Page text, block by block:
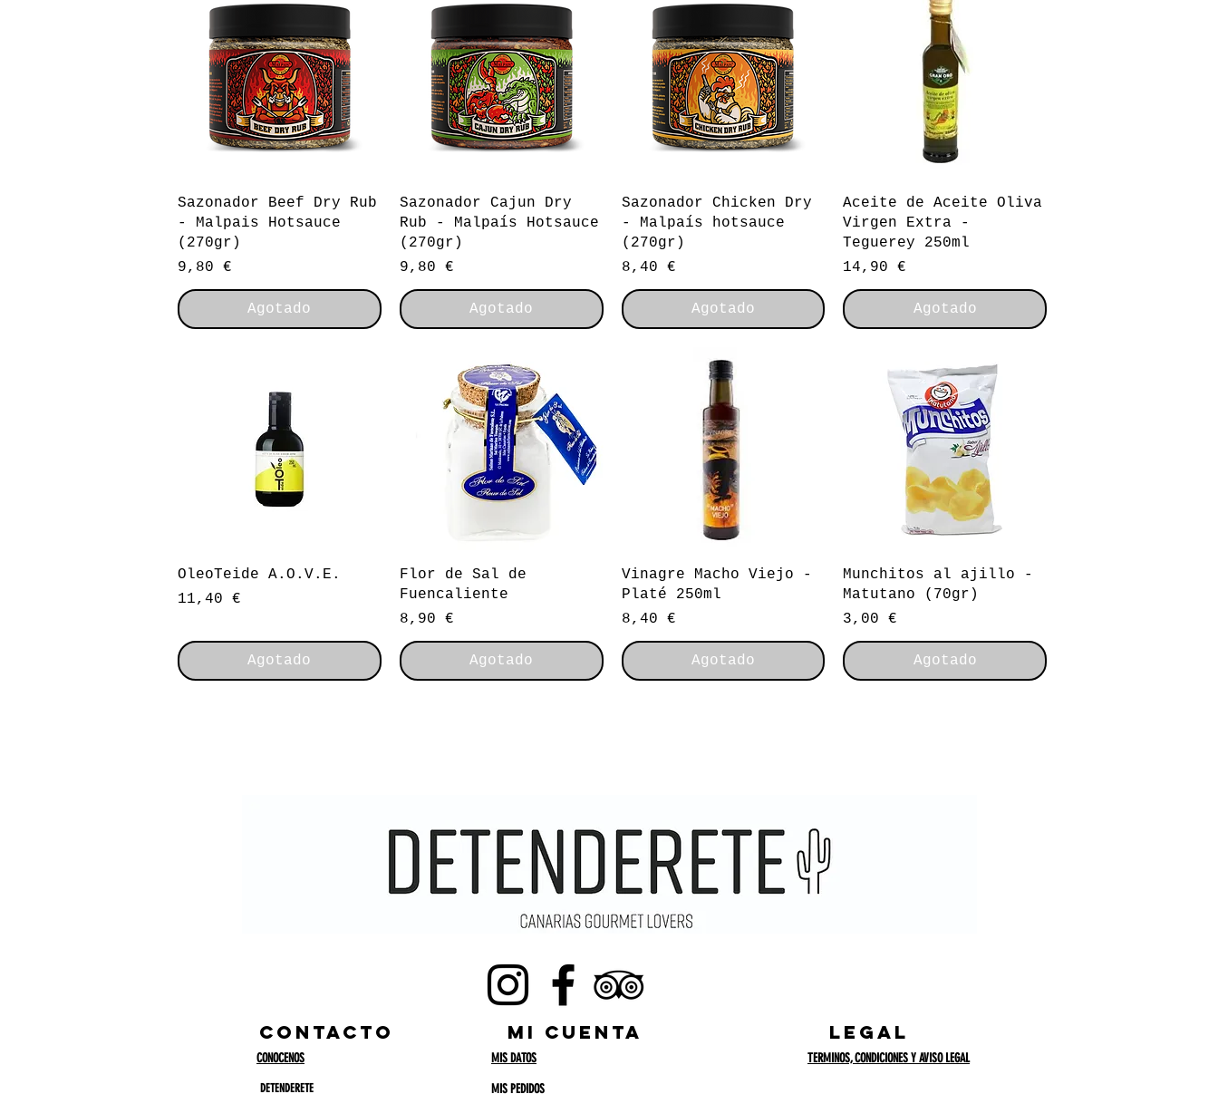
Vista rápida
Sazonador Beef Dry Rub
- Malpais Hotsauce
(270gr)
Precio
9,80 €
Agotado
Vista rápida
Sazonador Cajun Dry
Rub - Malpaís Hotsauce
(270gr)
Precio
9,80 €
Agotado
Vista rápida
Sazonador Chicken Dry
- Malpaís hotsauce
(270gr)
Precio
8,40 €
Agotado
Vista rápida
Aceite de Aceite Oliva
Virgen Extra -
Teguerey 250ml
Precio
14,90 €
Agotado
Vista rápida
OleoTeide A.O.V.E.
Precio
11,40 €
Agotado
Vista rápida
Flor de Sal de
Fuencaliente
Precio
8,90 €
Agotado
Vista rápida
Vinagre Macho Viejo -
Platé 250ml
Precio
8,40 €
Agotado
Vista rápida
Munchitos al ajillo -
Matutano (70gr)
Precio
3,00 €
Agotado
CONTACTO
CONOCENOS
DETENDERETE
MI CUENTA
MIS DATOS
MIS PEDIDOS
legal
TERMINOS, CONDICIONES Y AVISO LEGAL